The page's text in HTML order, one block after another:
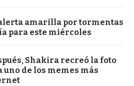
amarilla por tormentas
para este miércoles
Shakira recreó la foto
uno de los memes más